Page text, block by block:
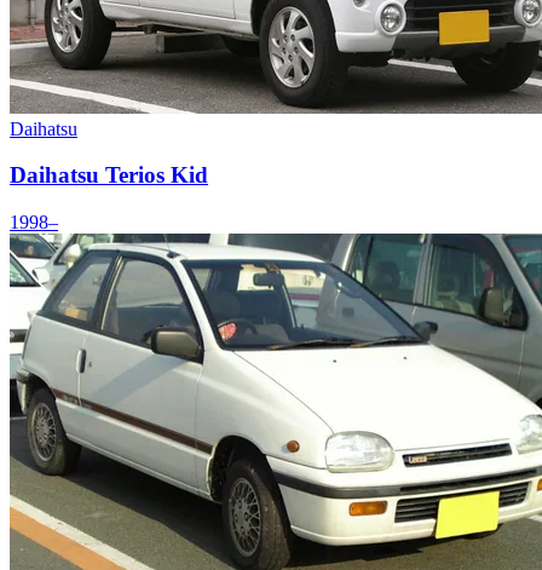
Daihatsu
Daihatsu Terios Kid
1998–